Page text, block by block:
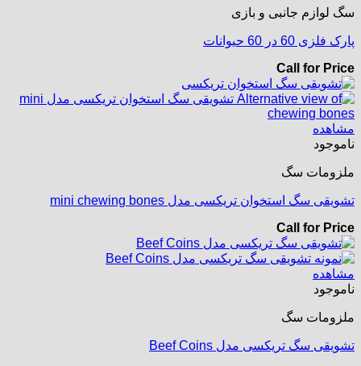
سگ لوازم جانبی و بازی
پارک فلزی 60 در 60 حیوانات
Call for Price
مشاهده
ناموجود
ملزومات سگ
تشویقی سگ استخوان تریکسی مدل mini chewing bones
Call for Price
مشاهده
ناموجود
ملزومات سگ
تشویقی سگ تریکسی مدل Beef Coins